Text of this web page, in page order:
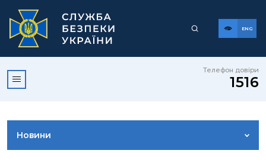
ENG
Телефон довіри
1516
Новини